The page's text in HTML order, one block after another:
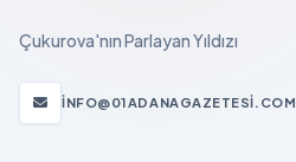
Çukurova'nın Parlayan Yıldızı
INFO@01ADANAGAZETESI.COM